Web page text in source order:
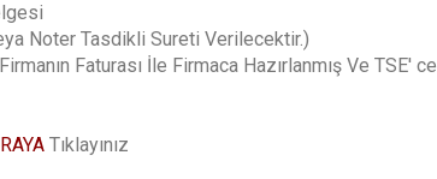
Noter Tasdikli Sureti Verilecektir.)
Faturası İle Firmaca Hazırlanmış Ve TSE'
Tıklayınız